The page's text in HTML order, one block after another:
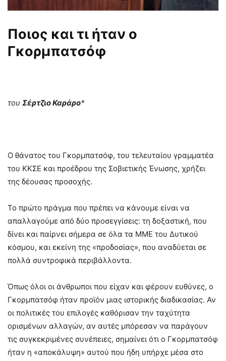
Ποιος και τι ήταν ο
Γκορμπατσόφ
του Σέρτζιο Καράρο*
Ο θάνατος του Γκορμπατσόφ, του τελευταίου γραμματέα
του ΚΚΣΕ και προέδρου της Σοβιετικής Ένωσης, χρήζει
της δέουσας προσοχής.
Το πρώτο πράγμα που πρέπει να κάνουμε είναι να
απαλλαγούμε από δύο προσεγγίσεις: τη δοξαστική, που
δίνει και παίρνει σήμερα σε όλα τα ΜΜΕ του Δυτικού
κόσμου, και εκείνη της «προδοσίας», που αναδύεται σε
πολλά συντροφικά περιβάλλοντα.
Όπως όλοι οι άνθρωποι που είχαν και φέρουν ευθύνες, ο
Γκορμπατσόφ ήταν προϊόν μιας ιστορικής διαδικασίας. Αν
οι πολιτικές του επιλογές καθόρισαν την ταχύτητα
ορισμένων αλλαγών, αν αυτές μπόρεσαν να παράγουν
τις συγκεκριμένες συνέπειες, σημαίνει ότι ο Γκορμπατσόφ
ήταν η «αποκάλυψη» αυτού που ήδη υπήρχε μέσα στο